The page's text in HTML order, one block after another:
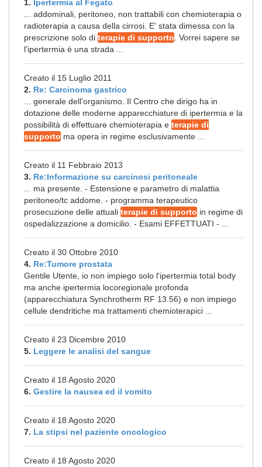
1. Ipertermia al Fegato
... addominali, peritoneo, non trattabili con chemioterapia o
radioterapia a causa della cirrosi. E' stata dimessa con la
prescrizione solo di terapie di supporto . Vorrei sapere se
l'ipertermia è una strada ...
Creato il 15 Luglio 2011
2. Re: Carcinoma gastrico
... generale dell'organismo. Il Centro che dirigo ha in
dotazione delle moderne apparecchiature di ipertermia e la
possibilità di effettuare chemioterapia e terapie di
supporto ma opera in regime esclusivamente ...
Creato il 11 Febbraio 2013
3. Re:Informazione su carcinosi peritoneale
... ma presente. - Estensione e parametro di malattia
peritoneo/tc addome. - programma terapeutico
prosecuzione delle attuali terapie di supporto in regime di
ospedalizzazione a domicilio. - Esami EFFETTUATI - ...
Creato il 30 Ottobre 2010
4. Re:Tumore prostata
Gentile Utente, io non impiego solo l'ipertermia total body
ma anche ipertermia locoregionale profonda
(apparecchiatura Synchrotherm RF 13.56) e non impiego
cellule dendritiche ma trattamenti chemioterapici ...
Creato il 23 Dicembre 2010
5. Leggere le analisi del sangue
Creato il 18 Agosto 2020
6. Gestire la nausea ed il vomito
Creato il 18 Agosto 2020
7. La stipsi nel paziente oncologico
Creato il 18 Agosto 2020